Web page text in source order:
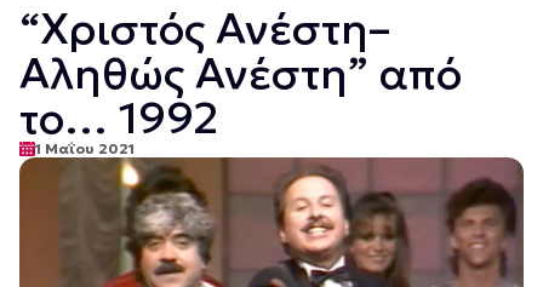
“Χριστός Ανέστη–
Αληθώς Ανέστη” από
το… 1992
1 Μαΐου 2021